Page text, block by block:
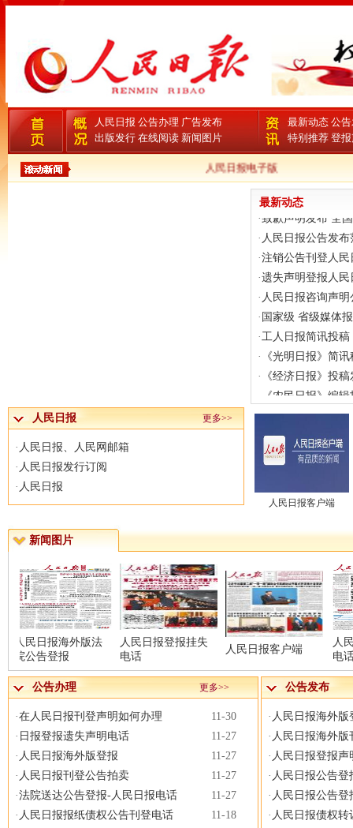
人民日报 公告办理 广告发布
出版发行 在线阅读 新闻图片
最新动态 公
特别推荐 登
人民日报电子版
人民日报 更多>>
· 人民日报、人民网邮箱
· 人民日报发行订阅
· 人民日报
最新
国家级 省级媒体
工人日报简讯投
·《光明日报》简
《经济日报》投
·《农民日报》编
·《法治日报》投
·律师执业证书遗失
人民日报公告发布
注销公告刊登人
遗失声明登报人民
人民日报咨询声
国家级 省级媒体
工人日报简讯投
《光明日报》简
《经济日报》投
《农民日报》编
致歉声明发布 全
人民日报公告发布
遗失声明登报人
人民日报客户端
新闻图片
人民日报海外版法
院公告登报
人民日报登报挂失
电话
人民日报客户端
人
电
公告办理 更多>>
·在人民日报刊登声明如何办理
11-30
· 日报登报遗失声明电话
11-27
· 人民日报海外版登报
11-27
· 人民日报刊登公告拍卖
11-27
·法院送达公告登报-人民日报电话
11-27
· 人民日报报纸债权公告刊登电话
11-18
公告发布
· 人民日报海外版
· 人民日报海外版
· 人民日报登报声
· 人民日报公告登
· 人民日报公告登
· 人民日报债权转